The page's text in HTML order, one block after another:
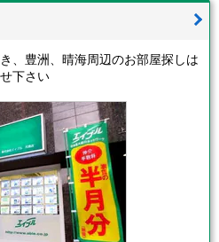
、豊洲、晴海周辺のお部屋探しは
下さい